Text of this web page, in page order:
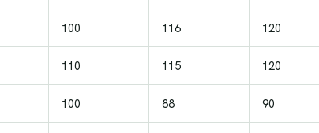
100 116 120
110 115 120
100 88 90